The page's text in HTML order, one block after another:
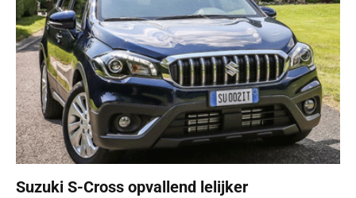
Suzuki S-Cross opvallend lelijker